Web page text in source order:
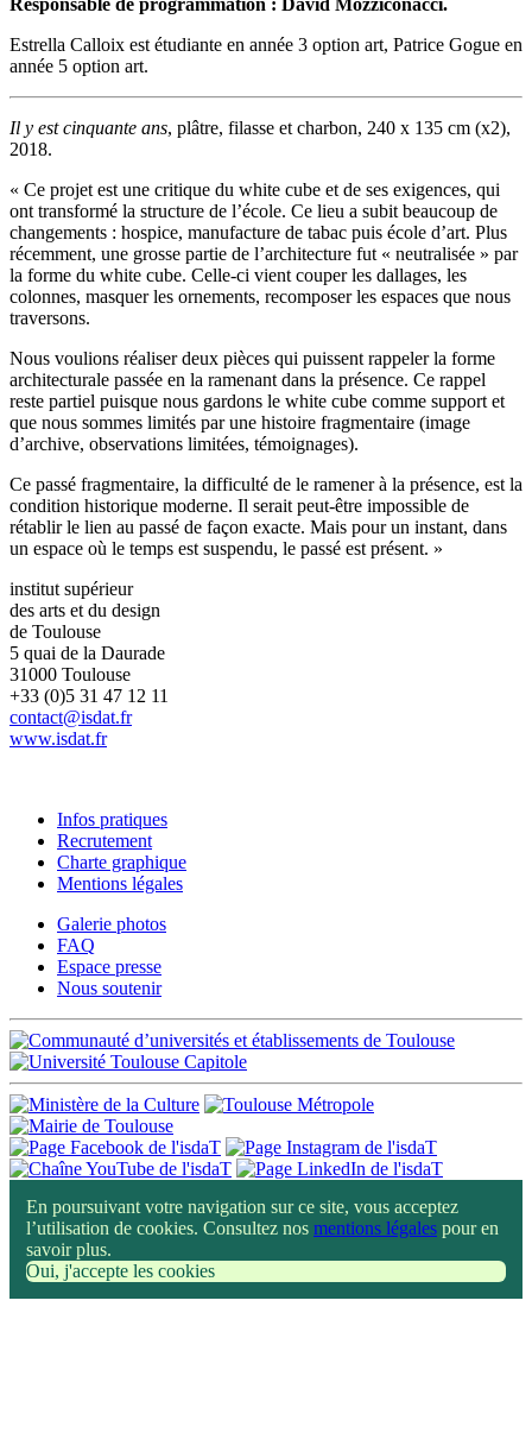
Responsable de programmation : David Mozziconacci.
Estrella Calloix est étudiante en année 3 option art, Patrice Gogue en
année 5 option art.
Il y est cinquante ans, plâtre, filasse et charbon, 240 x 135 cm (x2),
2018.
« Ce projet est une critique du white cube et de ses exigences, qui
ont transformé la structure de l’école. Ce lieu a subit beaucoup de
changements : hospice, manufacture de tabac puis école d’art. Plus
récemment, une grosse partie de l’architecture fut « neutralisée » par
la forme du white cube. Celle-ci vient couper les dallages, les
colonnes, masquer les ornements, recomposer les espaces que nous
traversons.
Nous voulions réaliser deux pièces qui puissent rappeler la forme
architecturale passée en la ramenant dans la présence. Ce rappel
reste partiel puisque nous gardons le white cube comme support et
que nous sommes limités par une histoire fragmentaire (image
d’archive, observations limitées, témoignages).
Ce passé fragmentaire, la difficulté de le ramener à la présence, est la
condition historique moderne. Il serait peut-être impossible de
rétablir le lien au passé de façon exacte. Mais pour un instant, dans
un espace où le temps est suspendu, le passé est présent. »
institut supérieur
des arts et du design
de Toulouse
5 quai de la Daurade
31000 Toulouse
+33 (0)5 31 47 12 11
contact@isdat.fr
www.isdat.fr
Infos pratiques
Recrutement
Charte graphique
Mentions légales
Galerie photos
FAQ
Espace presse
Nous soutenir
En poursuivant votre navigation sur ce site, vous acceptez
l’utilisation de cookies. Consultez nos mentions légales pour en
savoir plus.
Oui, j'accepte les cookies